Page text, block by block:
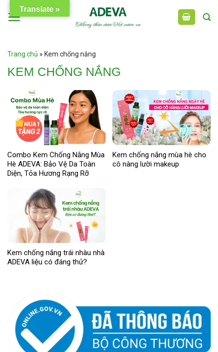
Trang chủ » Kem chống nắng
KEM CHỐNG NẮNG
Combo Kem Chống Nắng Mùa
Hè ADEVA: Bảo Vệ Da Toàn
Diện, Tỏa Hương Rạng Rỡ
Kem chống nắng mùa hè cho
cô nàng lười makeup
Kem chống nắng trái nhàu nhà
ADEVA liệu có đáng thử?
Translate »